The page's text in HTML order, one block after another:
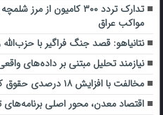
تدارک تردد ۳۰۰ کامیون از
مواکب عراق
نتانیاهو: قصد جنگ فراگیر با حزب‌الله
نیازمند تحلیل مبتنی بر داده‌های
مخالفت با افزایش ۱۸ درصدی حقوق کارمندان
اقتصاد معدن، محور اصلی برنامه‌های